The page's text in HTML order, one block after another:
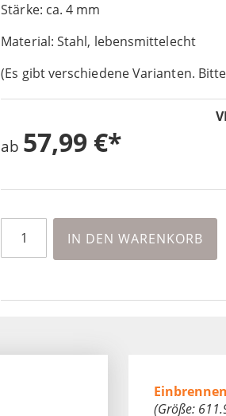
Stärke: ca. 4 mm
Material: Stahl, lebensmittelecht
(Es gibt verschiedene Varianten.
ab 57,99 €
IN DEN WARENKORB
(Größe: